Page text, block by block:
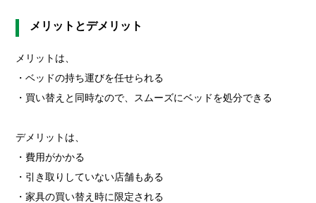
メリットとデメリット
メリットは、
・ベッドの持ち運びを任せられる
・買い替えと同時なので、スムーズにベッドを処分できる
デメリットは、
・費用がかかる
・引き取りしていない店舗もある
・家具の買い替え時に限定される